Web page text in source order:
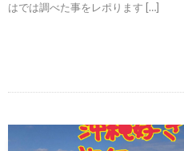
はでは調べた事をレポります […]